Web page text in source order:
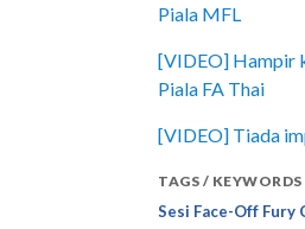
Piala MFL
[VIDEO] Hampir
Piala FA Thai
[VIDEO] Tiada
TAGS / KEYWORDS
Sesi Face-Off Fury